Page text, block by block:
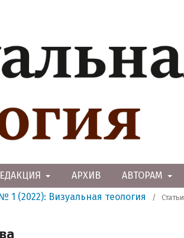
АРХИВ АВТОРАМ
1 (2022): Визуальная теология / Статьи